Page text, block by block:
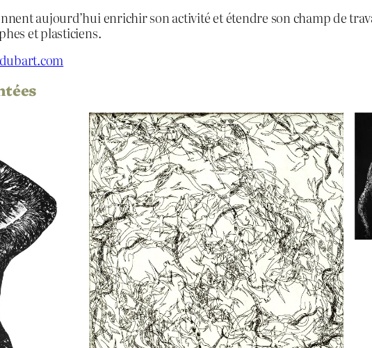
aujourd’hui enrichir son activité et étendre son champ de
et plasticiens.